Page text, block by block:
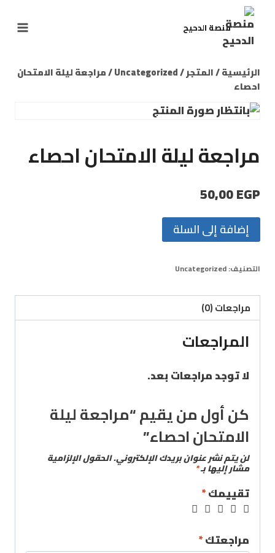
منصة الدحيح
الرئيسية/المتجر/
Uncategorized
/مراجعة ليلة الامتحان
احصاء
مراجعة ليلة الامتحان احصاء
50,00EGP
إضافة إلى السلة
التصنيف:Uncategorized
مراجعات (0)
المراجعات
لا توجد مراجعات بعد.
كن أول من يقيم “مراجعة ليلة
الامتحان احصاء”
لن يتم نشر عنوان بريدك الإلكتروني.الحقول الإلزامية
مشار إليها بـ*
تقييمك*
مراجعتك*